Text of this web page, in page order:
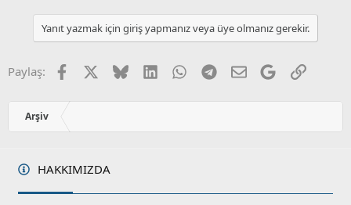
Yanıt yazmak için giriş yapmanız veya üye olmanız gerekir.
Paylaş: Facebook BlueskyLinkedInWhatsApp
Telegram
E-postaGoogleLink
Arşiv
HAKKIMIZDA